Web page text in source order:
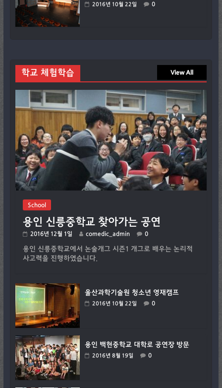
2016년 10월 22일 0
학교 체험학습 View All
School
용인 신릉중학교 찾아가는 공연
2016년 12월 1일 comedic_admin 0
용인 신릉중학교에서 논술개그 시즌1 개그로 배우는 논리적
사고력을 진행하였습니다.
울산과학기술원 청소년 영재캠프
2016년 10월 22일 0
용인 백현중학교 대학로 공연장 방문
2016년 8월 19일 0